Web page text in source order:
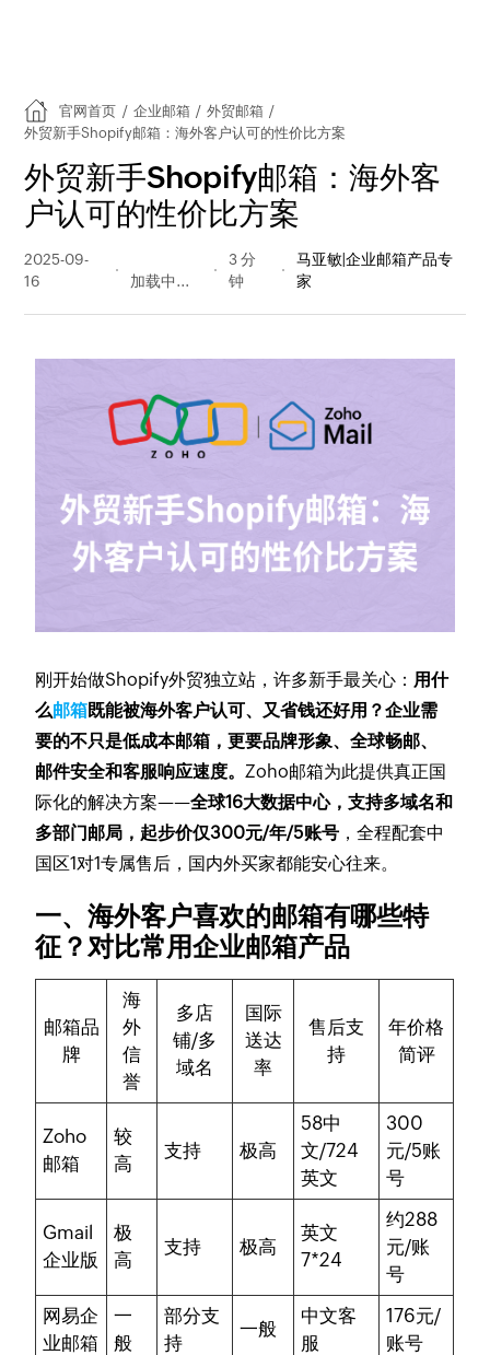
官网首页 / 企业邮箱 / 外贸邮箱 /
外贸新手Shopify邮箱：海外客户认可的性价比方案
外贸新手Shopify邮箱：海外客
户认可的性价比方案
2025-09-
16
量
3 分
钟
马亚敏|企业邮箱产品专
家
刚开始做Shopify外贸独立站，许多新手最关心： 用什
么邮箱既能被海外客户认可、又省钱还好用？企业需
要的不只是低成本邮箱，更要品牌形象、全球畅邮、
邮件安全和客服响应速度。Zoho邮箱为此提供真正国
际化的解决方案——全球16大数据中心，支持多域名和
多部门邮局，起步价仅300元/年/5账号 ，全程配套中
国区1对1专属售后，国内外买家都能安心往来。
一、海外客户喜欢的邮箱有哪些特
征？对比常用企业邮箱产品
邮箱品
牌
海
外
信
誉
多店
铺/多
域名
国际
送达
率
售后支
持
年价格
简评
Zoho
邮箱
较
高
支持 极高
58中
文/724
英文
300
元/5账
号
Gmail
企业版
极
高
支持 极高
英文
7*24
约288
元/账
号
网易企
业邮箱
一
般
部分支
持
一般
中文客
服
176元/
账号